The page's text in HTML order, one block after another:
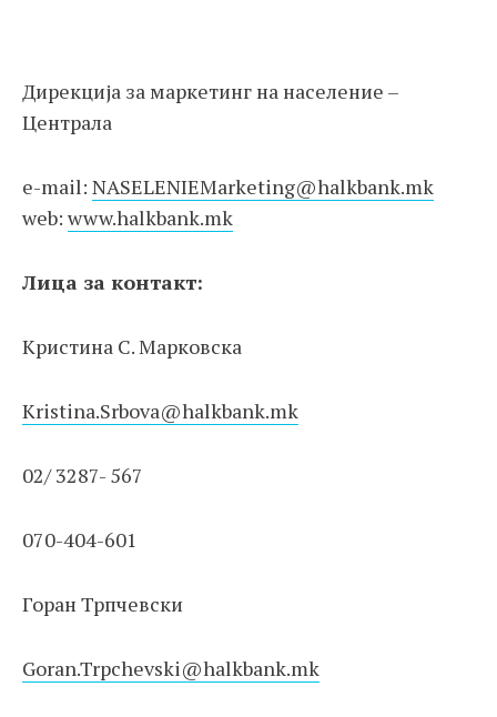
Дирекција за маркетинг на население –
Централа
e-mail: NASELENIEMarketing@halkbank.mk
web: www.halkbank.mk
Лица за контакт:
Кристина С. Марковска
Kristina.Srbova@halkbank.mk
02/ 3287- 567
070-404-601
Горан Трпчевски
Goran.Trpchevski@halkbank.mk